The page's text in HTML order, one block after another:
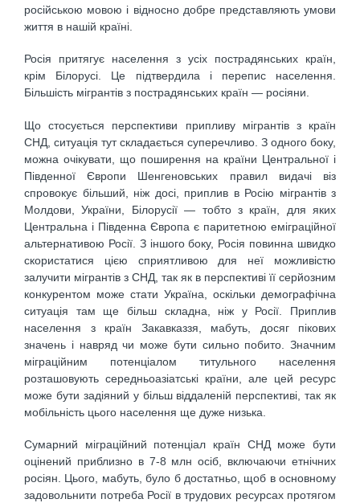
російською мовою і відносно добре представляють умови
життя в нашій країні.
Росія притягує населення з усіх пострадянських країн,
крім Білорусі. Це підтвердила і перепис населення.
Більшість мігрантів з пострадянських країн — росіяни.
Що стосується перспективи припливу мігрантів з країн
СНД, ситуація тут складається суперечливо. З одного боку,
можна очікувати, що поширення на країни Центральної і
Південної Європи Шенгеновських правил видачі віз
спровокує більший, ніж досі, приплив в Росію мігрантів з
Молдови, України, Білорусії — тобто з країн, для яких
Центральна і Південна Європа є паритетною еміграційної
альтернативою Росії. З іншого боку, Росія повинна швидко
скористатися цією сприятливою для неї можливістю
залучити мігрантів з СНД, так як в перспективі її серйозним
конкурентом може стати Україна, оскільки демографічна
ситуація там ще більш складна, ніж у Росії. Приплив
населення з країн Закавказзя, мабуть, досяг пікових
значень і навряд чи може бути сильно побито. Значним
міграційним потенціалом титульного населення
розташовують середньоазіатські країни, але цей ресурс
може бути задіяний у більш віддаленій перспективі, так як
мобільність цього населення ще дуже низька.
Сумарний міграційний потенціал країн СНД може бути
оцінений приблизно в 7-8 млн осіб, включаючи етнічних
росіян. Цього, мабуть, було б достатньо, щоб в основному
задовольнити потреба Росії в трудових ресурсах протягом